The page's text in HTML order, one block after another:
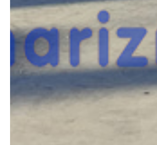
¿Te interesa
esta máquina?
Rellena este formulario y recibiremos
sobre esta máquina para ponernos en
directo contigo.
HAULOTTE